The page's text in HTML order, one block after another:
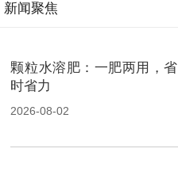
新闻聚焦
颗粒水溶肥：一肥两用，省
时省力
2026-08-02